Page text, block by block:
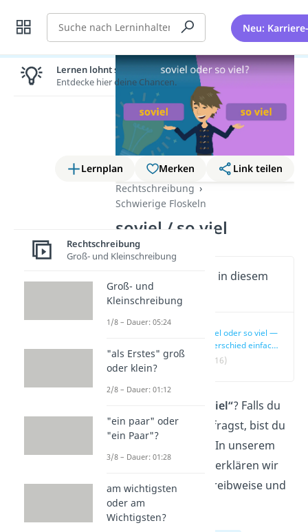
Suche Neu:
Lernplan Merken
Link teilen
Rechtschreibung
Schwierige Floskeln
soviel / so viel
Wichtige Inhalte in diesem
Video
soviel oder so viel —
Unterschied einfach
erklärt
(00:16)
„so viel“? Falls du
dich das öfter mal fragst, bist du
hier genau richtig! In unserem
erklären wir
dir die richtige Schreibweise und
Verwendung.
Lernen lohnt sich!
Entdecke hier deine Chancen.
Rechtschreibung
Groß- und Kleinschreibung
Groß- und
Kleinschreibung
1/8 – Dauer: 05:24
"als Erstes" groß
oder klein?
2/8 – Dauer: 01:12
"ein paar" oder
"ein Paar"?
3/8 – Dauer: 01:28
am wichtigsten
oder am
Wichtigsten?